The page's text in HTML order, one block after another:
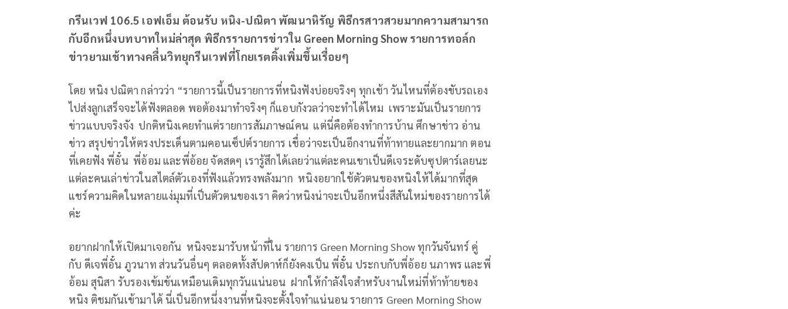
กรีนเวฟ 106.5 เอฟเอ็ม ต้อนรับ หนิง-ปณิตา พัฒนาหิรัญ พิธีกรสาวสวยมากความสามารถ
กับอีกหนึ่งบทบาทใหม่ล่าสุด พิธีกรรายการข่าวใน Green Morning Show รายการทอล์ก
ข่าวยามเช้าทางคลื่นวิทยุกรีนเวฟที่โกยเรตติ้งเพิ่มขึ้นเรื่อยๆ
โดย หนิง ปณิตา กล่าวว่า “รายการนี้เป็นรายการที่หนิงฟังบ่อยจริงๆ ทุกเช้า วันไหนที่ต้องขับรถเอง
ไปส่งลูกเสร็จจะได้ฟังตลอด พอต้องมาทำจริงๆ ก็แอบกังวลว่าจะทำได้ไหม เพราะมันเป็นรายการ
ข่าวแบบจริงจัง ปกติหนิงเคยทำแต่รายการสัมภาษณ์คน แต่นี่คือต้องทำการบ้าน ศึกษาข่าว อ่าน
ข่าว สรุปข่าวให้ตรงประเด็นตามคอนเซ็ปต์รายการ เชื่อว่าจะเป็นอีกงานที่ท้าทายและยากมาก ตอน
ที่เคยฟัง พี่อั๋น พี่อ้อม และพี่อ้อย จัดสดๆ เรารู้สึกได้เลยว่าแต่ละคนเขาเป็นดีเจระดับซุปตาร์เลยนะ
แต่ละคนเล่าข่าวในสไตล์ตัวเองที่ฟังแล้วทรงพลังมาก หนิงอยากใช้ตัวตนของหนิงให้ได้มากที่สุด
แชร์ความคิดในหลายแง่มุมที่เป็นตัวตนของเรา คิดว่าหนิงน่าจะเป็นอีกหนึ่งสีสันใหม่ของรายการได้
ค่ะ
อยากฝากให้เปิดมาเจอกัน หนิงจะมารับหน้าที่ใน รายการ Green Morning Show ทุกวันจันทร์ คู่
กับ ดีเจพี่อั๋น ภูวนาท ส่วนวันอื่นๆ ตลอดทั้งสัปดาห์ก็ยังคงเป็น พี่อั๋น ประกบกับพี่อ้อย นภาพร และพี่
อ้อม สุนิสา รับรองเข้มข้นเหมือนเดิมทุกวันแน่นอน ฝากให้กำลังใจสำหรับงานใหม่ที่ท้าท้ายของ
หนิง ติชมกันเข้ามาได้ นี่เป็นอีกหนึ่งงานที่หนิงจะตั้งใจทำแน่นอน รายการ Green Morning Show